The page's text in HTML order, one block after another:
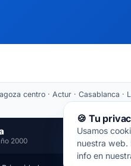
centro · Actur · Casablanca ·
2000
🍪 Tu
Usamos
nuestra web.
info en